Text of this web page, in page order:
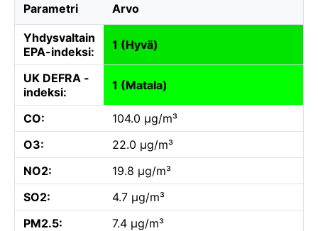
Parametri Arvo
Yhdysvaltain
EPA-indeksi:
1 (Hyvä)
UK DEFRA -
indeksi:
1 (Matala)
CO:
104.0 µg/m³
O3:
22.0 µg/m³
NO2:
19.8 µg/m³
SO2:
4.7 µg/m³
PM2.5:
7.4 µg/m³